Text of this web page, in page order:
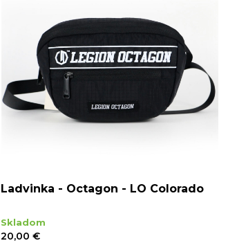
Ladvinka - Octagon - LO Colorado
Skladom
20,00 €